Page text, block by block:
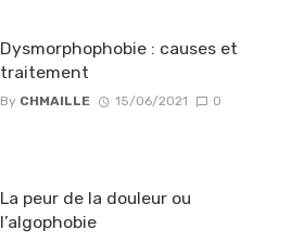
Dysmorphophobie : causes et
traitement
By CHMAILLE 15/06/2021 0
La peur de la douleur ou
l’algophobie